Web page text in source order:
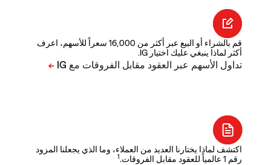
قم بالشراء أو البيع عبر أكثر من 16,000 سعراً للأسهم، اعرف
أكثر لماذا ينبغي عليك اختيار IG.
اكتشف لماذا يختارنا العديد من العملاء، وما الذي يجعلنا المزود
رقم 1 عالمياً للعقود مقابل الفروقات.
1